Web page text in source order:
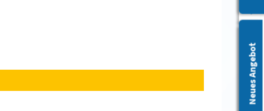
Leichte Sprache
Neues Angebot